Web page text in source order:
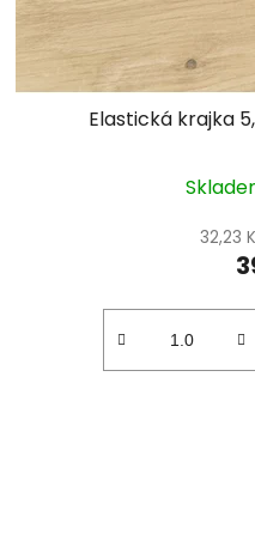
Elastická krajka
32,23